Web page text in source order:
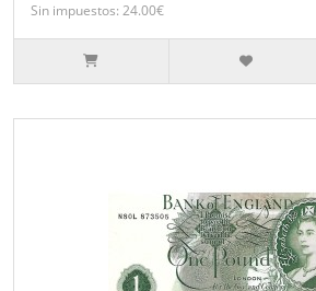
Sin impuestos: 24.00€